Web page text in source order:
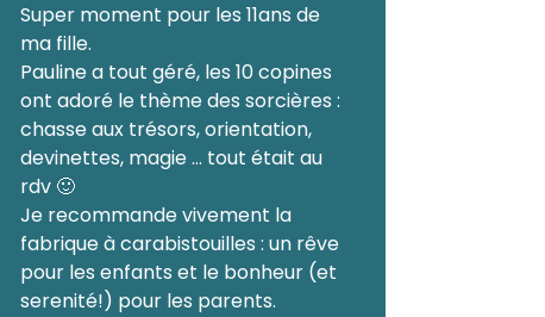
Super moment pour les 11ans de
ma fille.
Pauline a tout géré, les 10 copines
ont adoré le thème des sorcières :
chasse aux trésors, orientation,
devinettes, magie … tout était au
rdv 🙂
Je recommande vivement la
fabrique à carabistouilles : un rêve
pour les enfants et le bonheur (et
serenité!) pour les parents.